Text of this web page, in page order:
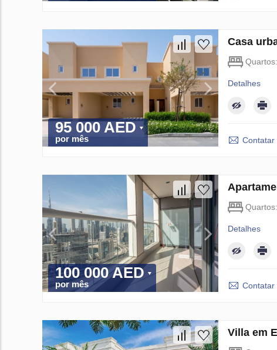
95 000 AED
por mês
Casa
Quartos:
Detalhes
Contatar
100 000 AED
por mês
Quartos:
Detalhes
Contatar
Villa em